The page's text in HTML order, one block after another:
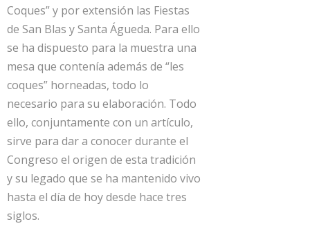
Coques” y por extensión las Fiestas
de San Blas y Santa Águeda. Para ello
se ha dispuesto para la muestra una
mesa que contenía además de “les
coques” horneadas, todo lo
necesario para su elaboración. Todo
ello, conjuntamente con un artículo,
sirve para dar a conocer durante el
Congreso el origen de esta tradición
y su legado que se ha mantenido vivo
hasta el día de hoy desde hace tres
siglos.